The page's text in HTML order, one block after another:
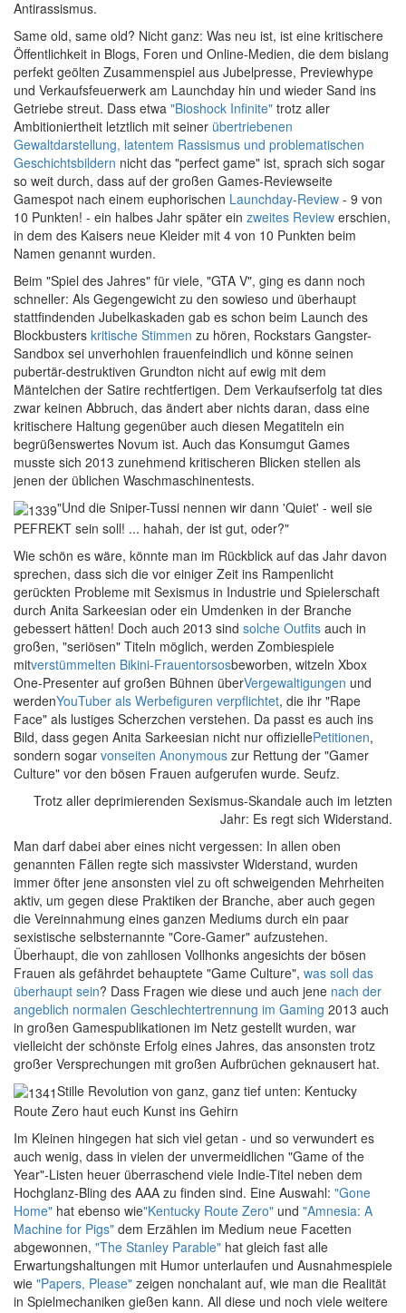
Antirassismus.
Same old, same old? Nicht ganz: Was neu ist, ist eine kritischere
Öffentlichkeit in Blogs, Foren und Online-Medien, die dem bislang
perfekt geölten Zusammenspiel aus Jubelpresse, Previewhype
und Verkaufsfeuerwerk am Launchday hin und wieder Sand ins
Getriebe streut. Dass etwa "Bioshock Infinite" trotz aller
Ambitioniertheit letztlich mit seiner übertriebenen
Gewaltdarstellung, latentem Rassismus und problematischen
Geschichtsbildern nicht das "perfect game" ist, sprach sich sogar
so weit durch, dass auf der großen Games-Reviewseite
Gamespot nach einem euphorischen Launchday-Review - 9 von
10 Punkten! - ein halbes Jahr später ein zweites Review erschien,
in dem des Kaisers neue Kleider mit 4 von 10 Punkten beim
Namen genannt wurden.
Beim "Spiel des Jahres" für viele, "GTA V", ging es dann noch
schneller: Als Gegengewicht zu den sowieso und überhaupt
stattfindenden Jubelkaskaden gab es schon beim Launch des
Blockbusters kritische Stimmen zu hören, Rockstars Gangster-
Sandbox sei unverhohlen frauenfeindlich und könne seinen
pubertär-destruktiven Grundton nicht auf ewig mit dem
Mäntelchen der Satire rechtfertigen. Dem Verkaufserfolg tat dies
zwar keinen Abbruch, das ändert aber nichts daran, dass eine
kritischere Haltung gegenüber auch diesen Megatiteln ein
begrüßenswertes Novum ist. Auch das Konsumgut Games
musste sich 2013 zunehmend kritischeren Blicken stellen als
jenen der üblichen Waschmaschinentests.
"Und die Sniper-Tussi nennen wir dann 'Quiet' - weil sie
PEFREKT sein soll! ... hahah, der ist gut, oder?"
Wie schön es wäre, könnte man im Rückblick auf das Jahr davon
sprechen, dass sich die vor einiger Zeit ins Rampenlicht
gerückten Probleme mit Sexismus in Industrie und Spielerschaft
durch Anita Sarkeesian oder ein Umdenken in der Branche
gebessert hätten! Doch auch 2013 sind solche Outfits auch in
großen, "seriösen" Titeln möglich, werden Zombiespiele
mitverstümmelten Bikini-Frauentorsosbeworben, witzeln Xbox
One-Presenter auf großen Bühnen überVergewaltigungen und
werdenYouTuber als Werbefiguren verpflichtet, die ihr "Rape
Face" als lustiges Scherzchen verstehen. Da passt es auch ins
Bild, dass gegen Anita Sarkeesian nicht nur offiziellePetitionen,
sondern sogar vonseiten Anonymous zur Rettung der "Gamer
Culture" vor den bösen Frauen aufgerufen wurde. Seufz.
Trotz aller deprimierenden Sexismus-Skandale auch im letzten
Jahr: Es regt sich Widerstand.
Man darf dabei aber eines nicht vergessen: In allen oben
genannten Fällen regte sich massivster Widerstand, wurden
immer öfter jene ansonsten viel zu oft schweigenden Mehrheiten
aktiv, um gegen diese Praktiken der Branche, aber auch gegen
die Vereinnahmung eines ganzen Mediums durch ein paar
sexistische selbsternannte "Core-Gamer" aufzustehen.
Überhaupt, die von zahllosen Vollhonks angesichts der bösen
Frauen als gefährdet behauptete "Game Culture", was soll das
überhaupt sein? Dass Fragen wie diese und auch jene nach der
angeblich normalen Geschlechtertrennung im Gaming 2013 auch
in großen Gamespublikationen im Netz gestellt wurden, war
vielleicht der schönste Erfolg eines Jahres, das ansonsten trotz
großer Versprechungen mit großen Aufbrüchen geknausert hat.
Stille Revolution von ganz, ganz tief unten: Kentucky
Route Zero haut euch Kunst ins Gehirn
Im Kleinen hingegen hat sich viel getan - und so verwundert es
auch wenig, dass in vielen der unvermeidlichen "Game of the
Year"-Listen heuer überraschend viele Indie-Titel neben dem
Hochglanz-Bling des AAA zu finden sind. Eine Auswahl: "Gone
Home" hat ebenso wie"Kentucky Route Zero" und "Amnesia: A
Machine for Pigs" dem Erzählen im Medium neue Facetten
abgewonnen, "The Stanley Parable" hat gleich fast alle
Erwartungshaltungen mit Humor unterlaufen und Ausnahmespiele
wie "Papers, Please" zeigen nonchalant auf, wie man die Realität
in Spielmechaniken gießen kann. All diese und noch viele weitere